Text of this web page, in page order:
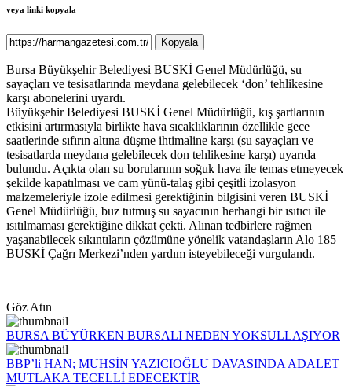
veya linki kopyala
Kopyala
Bursa Büyükşehir Belediyesi BUSKİ Genel Müdürlüğü, su
sayaçları ve tesisatlarında meydana gelebilecek ‘don’ tehlikesine
karşı abonelerini uyardı.
Büyükşehir Belediyesi BUSKİ Genel Müdürlüğü, kış şartlarının
etkisini artırmasıyla birlikte hava sıcaklıklarının özellikle gece
saatlerinde sıfırın altına düşme ihtimaline karşı (su sayaçları ve
tesisatlarda meydana gelebilecek don tehlikesine karşı) uyarıda
bulundu. Açıkta olan su borularının soğuk hava ile temas etmeyecek
şekilde kapatılması ve cam yünü-talaş gibi çeşitli izolasyon
malzemeleriyle izole edilmesi gerektiğinin bilgisini veren BUSKİ
Genel Müdürlüğü, buz tutmuş su sayacının herhangi bir ısıtıcı ile
ısıtılmaması gerektiğine dikkat çekti. Alınan tedbirlere rağmen
yaşanabilecek sıkıntıların çözümüne yönelik vatandaşların Alo 185
BUSKİ Çağrı Merkezi’nden yardım isteyebileceği vurgulandı.
Göz Atın
BURSA BÜYÜRKEN BURSALI NEDEN YOKSULLAŞIYOR
BBP’li HAN; MUHSİN YAZICIOĞLU DAVASINDA ADALET
MUTLAKA TECELLİ EDECEKTİR